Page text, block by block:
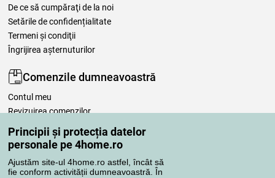
Principii și protecția datelor
personale pe 4home.ro
Ajustăm site-ul 4home.ro astfel, încât să
fie conform activității dumneavoastră. În
De ce să cumpăraţi de la noi
Setările de confidențialitate
Termeni şi condiţii
Îngrijirea așternuturilor
Comenzile dumneavoastră
Contul meu
Revizuirea comenzilor
Reclamaţii
Retragere de la contract
Regulile de procesare a recenziilor